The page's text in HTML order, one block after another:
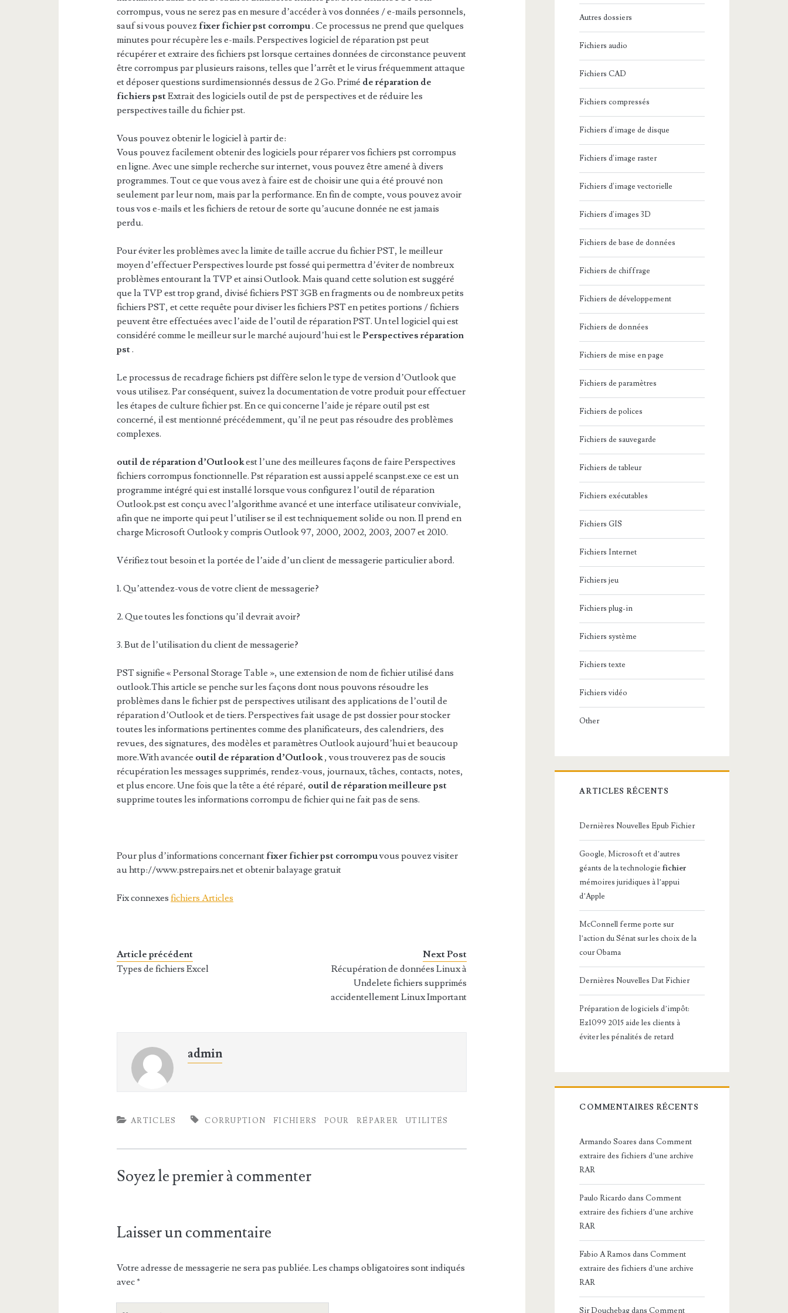
corrompus, vous ne serez pas en mesure d’accéder à vos données / e-mails personnels,
sauf si vous pouvez fixer fichier pst corrompu. Ce processus ne prend que quelques
minutes pour récupère les e-mails. Perspectives logiciel de réparation pst peut
récupérer et extraire des fichiers pst lorsque certaines données de circonstance peuvent
être corrompus par plusieurs raisons, telles que l’arrêt et le virus fréquemment attaque
et déposer questions surdimensionnés dessus de 2 Go. Primé de réparation de
fichiers pstExtrait des logiciels outil de pst de perspectives et de réduire les
perspectives taille du fichier pst.
Vous pouvez obtenir le logiciel à partir de:
Vous pouvez facilement obtenir des logiciels pour réparer vos fichiers pst corrompus
en ligne. Avec une simple recherche sur internet, vous pouvez être amené à divers
programmes. Tout ce que vous avez à faire est de choisir une qui a été prouvé non
seulement par leur nom, mais par la performance. En fin de compte, vous pouvez avoir
tous vos e-mails et les fichiers de retour de sorte qu’aucune donnée ne est jamais
perdu.
Pour éviter les problèmes avec la limite de taille accrue du fichier PST, le meilleur
moyen d’effectuer Perspectives lourde pst fossé qui permettra d’éviter de nombreux
problèmes entourant la TVP et ainsi Outlook. Mais quand cette solution est suggéré
que la TVP est trop grand, divisé fichiers PST 3GB en fragments ou de nombreux petits
fichiers PST, et cette requête pour diviser les fichiers PST en petites portions / fichiers
peuvent être effectuées avec l’aide de l’outil de réparation PST. Un tel logiciel qui est
considéré comme le meilleur sur le marché aujourd’hui est lePerspectives réparation
pst.
Le processus de recadrage fichiers pst diffère selon le type de version d’Outlook que
vous utilisez. Par conséquent, suivez la documentation de votre produit pour effectuer
les étapes de culture fichier pst. En ce qui concerne l’aide je répare outil pst est
concerné, il est mentionné précédemment, qu’il ne peut pas résoudre des problèmes
complexes.
outil de réparation d’Outlookest l’une des meilleures façons de faire Perspectives
fichiers corrompus fonctionnelle. Pst réparation est aussi appelé scanpst.exe ce est un
programme intégré qui est installé lorsque vous configurez l’outil de réparation
Outlook.pst est conçu avec l’algorithme avancé et une interface utilisateur conviviale,
afin que ne importe qui peut l’utiliser se il est techniquement solide ou non. Il prend en
charge Microsoft Outlook y compris Outlook 97, 2000, 2002, 2003, 2007 et 2010.
Vérifiez tout besoin et la portée de l’aide d’un client de messagerie particulier abord.
1. Qu’attendez-vous de votre client de messagerie?
2. Que toutes les fonctions qu’il devrait avoir?
3. But de l’utilisation du client de messagerie?
PST signifie « Personal Storage Table », une extension de nom de fichier utilisé dans
outlook.This article se penche sur les façons dont nous pouvons résoudre les
problèmes dans le fichier pst de perspectives utilisant des applications de l’outil de
réparation d’Outlook et de tiers. Perspectives fait usage de pst dossier pour stocker
toutes les informations pertinentes comme des planificateurs, des calendriers, des
revues, des signatures, des modèles et paramètres Outlook aujourd’hui et beaucoup
more.With avancée outil de réparation d’Outlook, vous trouverez pas de soucis
récupération les messages supprimés, rendez-vous, journaux, tâches, contacts, notes,
et plus encore. Une fois que la tête a été réparé, outil de réparation meilleure pst
supprime toutes les informations corrompu de fichier qui ne fait pas de sens.
Pour plus d’informations concernant fixer fichier pst corrompuvous pouvez visiter
au http://www.pstrepairs.net et obtenir balayage gratuit
Fix connexesfichiers Articles
Article précédent
Types de fichiers Excel
Next Post
Récupération de données Linux à
Undelete fichiers supprimés
accidentellement Linux Important
admin
ARTICLES CORRUPTION FICHIERS POUR RÉPARER UTILITÉS
Soyez le premier à commenter
Laisser un commentaire
Votre adresse de messagerie ne sera pas publiée. Les champs obligatoires sont indiqués
avec*
V
Autres dossiers
Fichiers audio
Fichiers CAD
Fichiers compressés
Fichiers d'image de disque
Fichiers d'image raster
Fichiers d'image vectorielle
Fichiers d'images 3D
Fichiers de base de données
Fichiers de chiffrage
Fichiers de développement
Fichiers de données
Fichiers de mise en page
Fichiers de paramètres
Fichiers de polices
Fichiers de sauvegarde
Fichiers de tableur
Fichiers exécutables
Fichiers GIS
Fichiers Internet
Fichiers jeu
Fichiers plug-in
Fichiers système
Fichiers texte
Fichiers vidéo
Other
ARTICLES RÉCENTS
Dernières Nouvelles Epub Fichier
Google, Microsoft et d’autres
géants de la technologiefichier
mémoires juridiques à l’appui
d’Apple
McConnell ferme porte sur
l’action du Sénat sur les choix de la
cour Obama
Dernières Nouvelles Dat Fichier
Préparation de logiciels d’impôt:
Ez1099 2015 aide les clients à
éviter les pénalités de retard
COMMENTAIRES RÉCENTS
Armando Soares dansComment
extraire des fichiers d’une archive
RAR
Paulo Ricardo dansComment
extraire des fichiers d’une archive
RAR
Fabio A Ramos dansComment
extraire des fichiers d’une archive
RAR
Sir DouchebagdansComment